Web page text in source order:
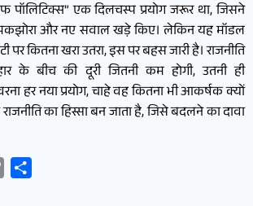
एक दिलचस्प प्रयोग जरूर था, जिसने
झकझोरा और नए सवाल खड़े किए। लेकिन यह मॉडल
पर कितना खरा उतरा, इस पर बहस जारी है। राजनीति
के बीच की दूरी जितनी कम होगी, उतनी ही
हर नया प्रयोग, चाहे वह कितना भी आकर्षक क्यों
राजनीति का हिस्सा बन जाता है, जिसे बदलने का दावा
Copy